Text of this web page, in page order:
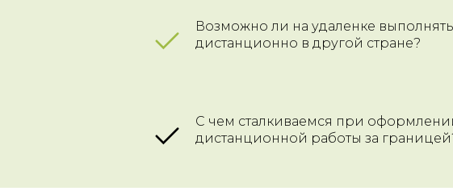
Возможно ли на удаленке
дистанционно в другой стране?
С чем сталкиваемся при
дистанционной работы за